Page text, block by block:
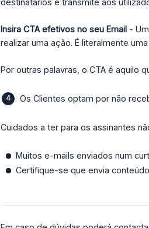
destinatários e transmite aos
Insira CTA efetivos no seu Email -
realizar uma ação. É literalmente
Por outras palavras, o CTA é aquilo
Os Clientes optam por não
Cuidados a ter para os assinantes
Muitos e-mails enviados num
Certifique-se que envia